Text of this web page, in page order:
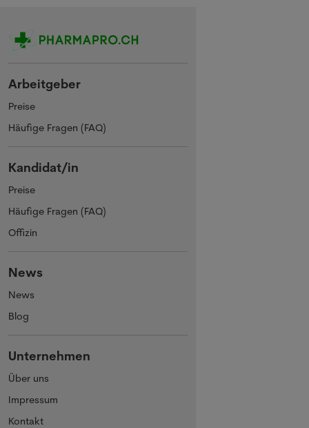
Arbeitgeber
Preise
Häufige Fragen (FAQ)
Kandidat/in
Preise
Häufige Fragen (FAQ)
Offizin
News
News
Blog
Unternehmen
Über uns
Impressum
Kontakt